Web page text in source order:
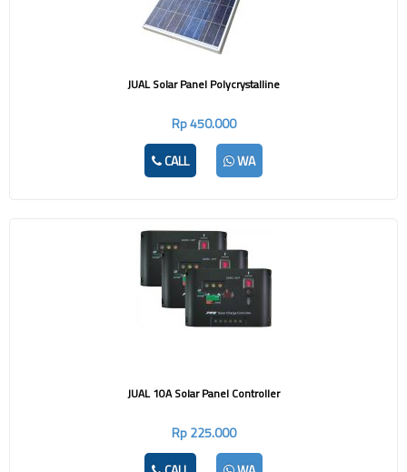
JUAL Solar Panel Polycrystalline
Rp 450.000
CALL
WA
JUAL 10A Solar Panel Controller
Rp 225.000